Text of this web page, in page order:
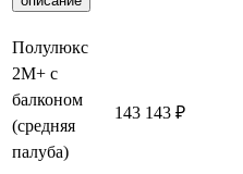
Полулюкс
2М+ с
балконом
(средняя
палуба)
143 143 ₽